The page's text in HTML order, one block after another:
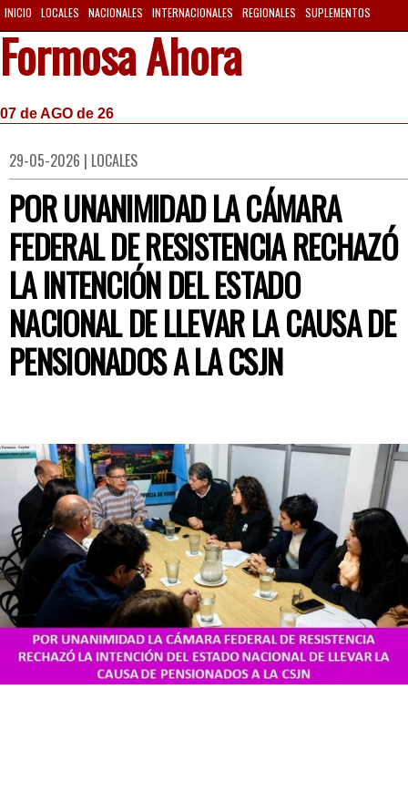
INICIO LOCALES NACIONALES INTERNACIONALES REGIONALES SUPLEMENTOS
Formosa Ahora
07 de AGO de 26
29-05-2026 | LOCALES
POR UNANIMIDAD LA CÁMARA
FEDERAL DE RESISTENCIA RECHAZÓ
LA INTENCIÓN DEL ESTADO
NACIONAL DE LLEVAR LA CAUSA DE
PENSIONADOS A LA CSJN